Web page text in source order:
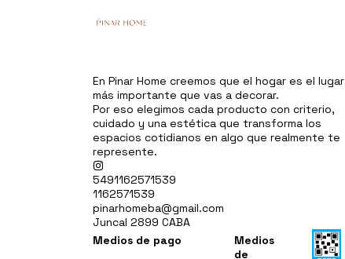
En Pinar Home creemos que el hogar es el lugar
más importante que vas a decorar.
Por eso elegimos cada producto con criterio,
cuidado y una estética que transforma los
espacios cotidianos en algo que realmente te
represente.
5491162571539
1162571539
pinarhomeba@gmail.com
Juncal 2899 CABA
Medios de pago
Medios
de